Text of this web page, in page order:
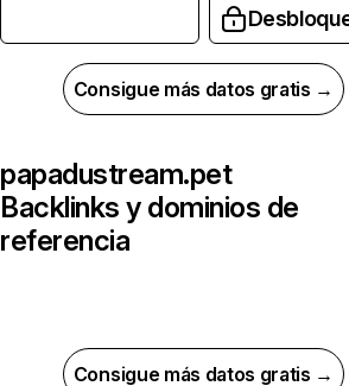
Consigue más datos gratis →
papadustream.pet
Backlinks y dominios de
referencia
Consigue más datos gratis →